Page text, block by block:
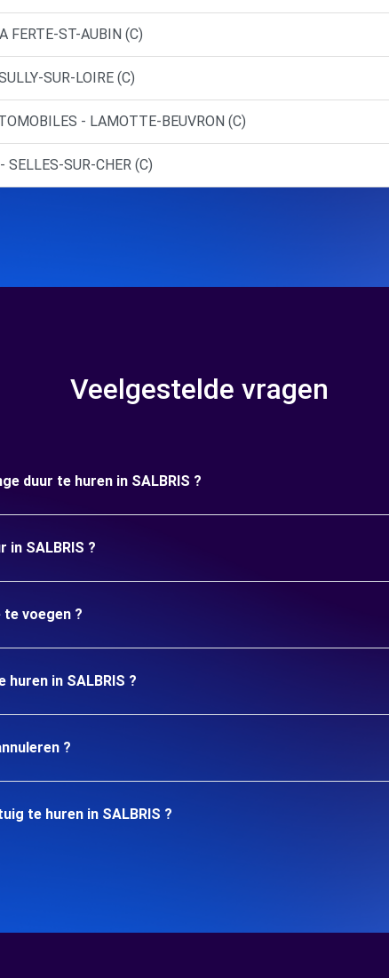
FERTE-ST-AUBIN (C)
SUR-LOIRE (C)
- LAMOTTE-BEUVRON (C)
SUR-CHER (C)
Veelgestelde vragen
duur te huren in SALBRIS ?
in SALBRIS ?
voegen ?
in SALBRIS ?
?
te huren in SALBRIS ?